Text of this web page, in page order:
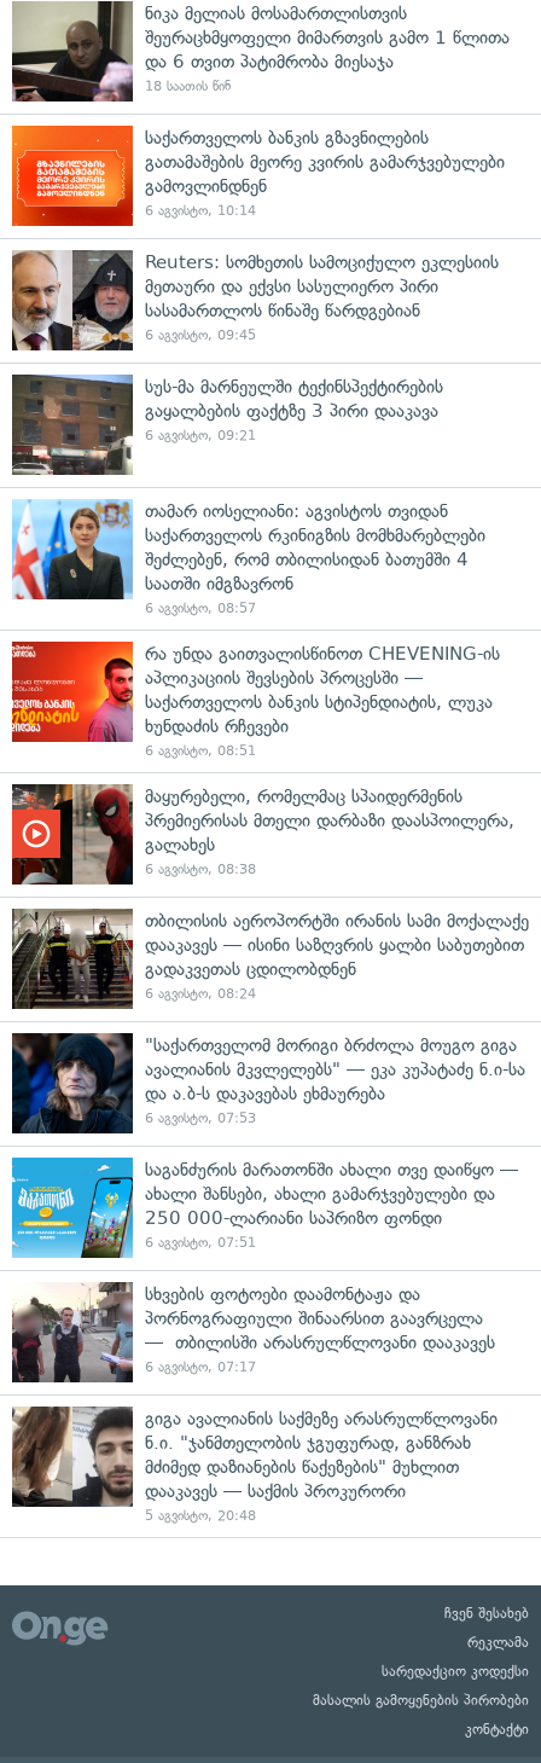
ნიკა მელიას მოსამართლისთვის
შეურაცხმყოფელი მიმართვის გამო 1 წლითა
და 6 თვით პატიმრობა მიესაჯა
18 საათის წინ
საქართველოს ბანკის გზავნილების
გათამაშების მეორე კვირის გამარჯვებულები
გამოვლინდნენ
6 აგვისტო, 10:14
Reuters: სომხეთის სამოციქულო ეკლესიის
მეთაური და ექვსი სასულიერო პირი
სასამართლოს წინაშე წარდგებიან
6 აგვისტო, 09:45
სუს-მა მარნეულში ტექინსპექტირების
გაყალბების ფაქტზე 3 პირი დააკავა
6 აგვისტო, 09:21
თამარ იოსელიანი: აგვისტოს თვიდან
საქართველოს რკინიგზის მომხმარებლები
შეძლებენ, რომ თბილისიდან ბათუმში 4
საათში იმგზავრონ
6 აგვისტო, 08:57
რა უნდა გაითვალისწინოთ CHEVENING-ის
აპლიკაციის შევსების პროცესში —
საქართველოს ბანკის სტიპენდიატის, ლუკა
ხუნდაძის რჩევები
6 აგვისტო, 08:51
მაყურებელი, რომელმაც სპაიდერმენის
პრემიერისას მთელი დარბაზი დაასპოილერა,
გალახეს
6 აგვისტო, 08:38
თბილისის აეროპორტში ირანის სამი მოქალაქე
დააკავეს — ისინი საზღვრის ყალბი საბუთებით
გადაკვეთას ცდილობდნენ
6 აგვისტო, 08:24
"საქართველომ მორიგი ბრძოლა მოუგო გიგა
ავალიანის მკვლელებს" — ეკა კუპატაძე ნ.ი-სა
და ა.ბ-ს დაკავებას ეხმაურება
6 აგვისტო, 07:53
საგანძურის მარათონში ახალი თვე დაიწყო —
ახალი შანსები, ახალი გამარჯვებულები და
250 000-ლარიანი საპრიზო ფონდი
6 აგვისტო, 07:51
სხვების ფოტოები დაამონტაჟა და
პორნოგრაფიული შინაარსით გაავრცელა
— თბილისში არასრულწლოვანი დააკავეს
6 აგვისტო, 07:17
გიგა ავალიანის საქმეზე არასრულწლოვანი
ნ.ი. "ჯანმთელობის ჯგუფურად, განზრახ
მძიმედ დაზიანების წაქეზების" მუხლით
დააკავეს — საქმის პროკურორი
5 აგვისტო, 20:48
ჩვენ შესახებ
რეკლამა
სარედაქციო კოდექსი
მასალის გამოყენების პირობები
კონტაქტი